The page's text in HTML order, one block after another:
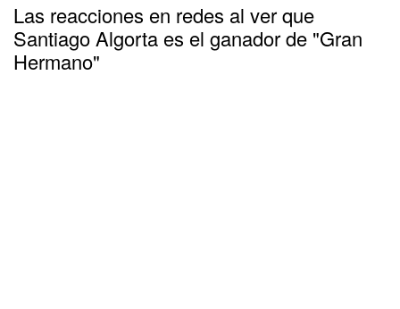
Las reacciones en redes al ver que
Santiago Algorta es el ganador de "Gran
Hermano"